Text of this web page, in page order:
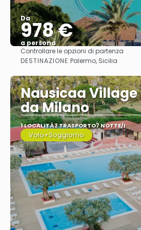
Da
978 €
a persona
Vedere
Controllare le opzioni di partenza
DESTINAZIONE:Palermo, Sicilia
Nausicaa
da Milano
1 LOCALITÀ2 TRASPORTO7 NOTTE/I
Volo+Soggiorno